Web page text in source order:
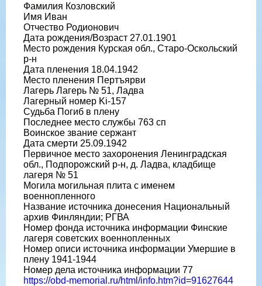
Фамилия Козловский
Имя Иван
Отчество Родионович
Дата рождения/Возраст 27.01.1901
Место рождения Курская обл., Старо-Оскольский
р-н
Дата пленения 18.04.1942
Место пленения Пертъярви
Лагерь Лагерь № 51, Ладва
Лагерный номер Ki-157
Судьба Погиб в плену
Последнее место службы 763 сп
Воинское звание сержант
Дата смерти 25.09.1942
Первичное место захоронения Ленинградская
обл., Подпорожский р-н, д. Ладва, кладбище
лагеря № 51
Могила могильная плита с именем
военнопленного
Название источника донесения Национальный
архив Финляндии; РГВА
Номер фонда источника информации Финские
лагеря советских военнопленных
Номер описи источника информации Умершие в
плену 1941-1944
Номер дела источника информации 77
https://obd-memorial.ru/html/info.htm?id=91627644